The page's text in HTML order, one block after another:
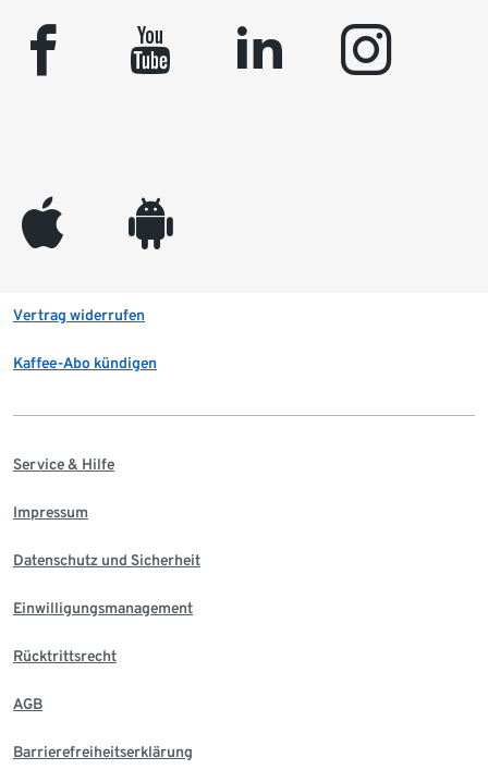
facebook youtube linkedin instagram
appleinc android
Vertrag widerrufen
Kaffee-Abo kündigen
Service & Hilfe
Impressum
Datenschutz und Sicherheit
Einwilligungsmanagement
Rücktrittsrecht
AGB
Barrierefreiheitserklärung